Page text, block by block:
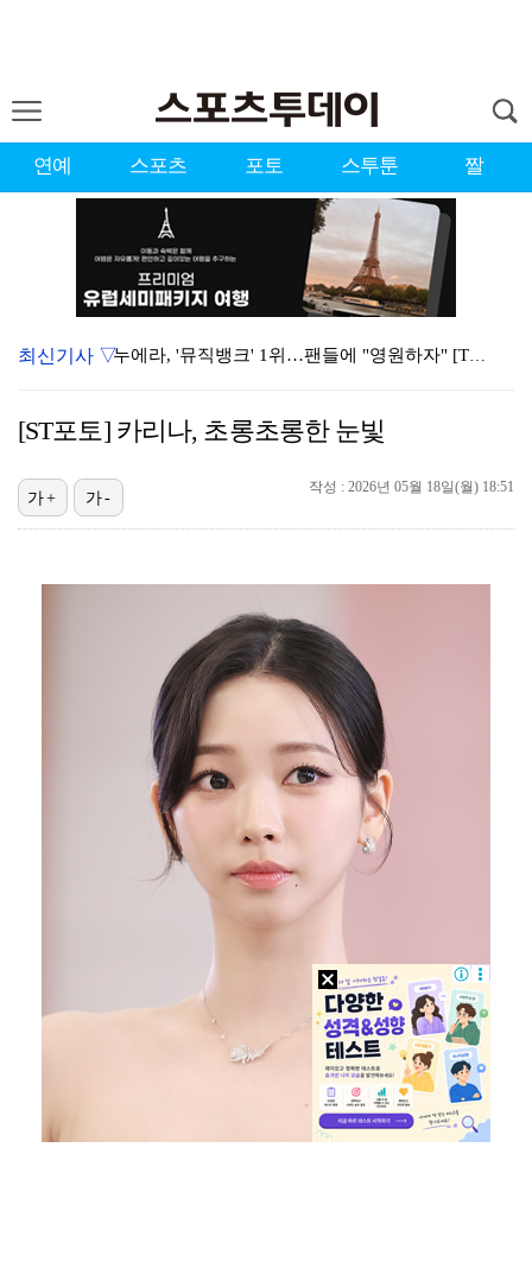
연예 스포츠 포토 스투툰 짤
누에라, '뮤직뱅크' 1위…팬들에 "영원하자" [TV캡…
폭발까지 5분…안보현·정은채, 목숨 건 사투 시작(재벌…
대한축구협회의 '심판 성접대'…최악의 경우 런던 올림픽…
'1라운드 115위' 김민별, 2라운드 7타 줄이며 7…
최신기사 ▽
[ST포토] 카리나, 초롱초롱한 눈빛
작성 : 2026년 05월 18일(월) 18:51
가+ 가-